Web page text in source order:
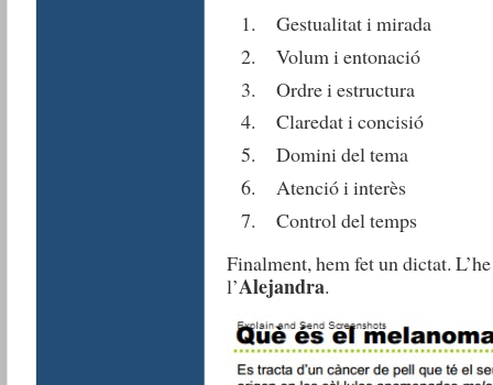
Gestualitat i mirada
Volum i entonació
Ordre i estructura
Claredat i concisió
Domini del tema
Atenció i interès
Control del temps
Finalment, hem fet un dictat.
l’Alejandra.